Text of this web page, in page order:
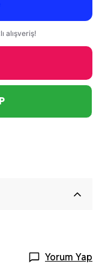
Yorum Yap